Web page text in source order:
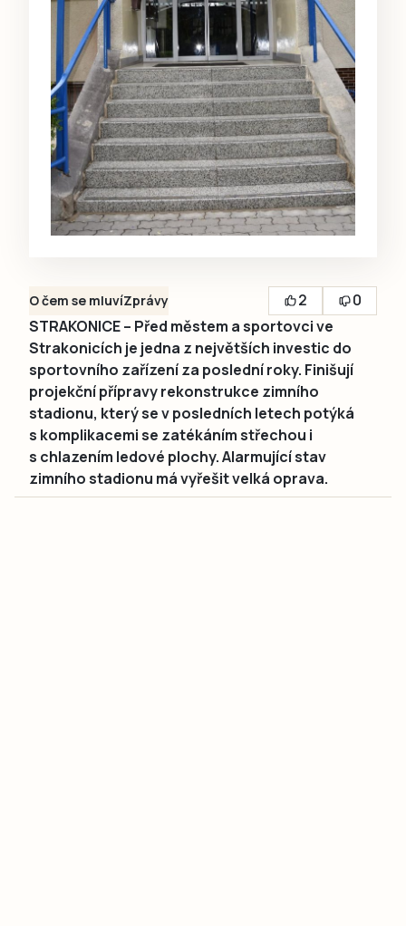
O čem se mluvíZprávy 2
0
STRAKONICE – Před městem a sportovci ve
Strakonicích je jedna z největších investic do
sportovního zařízení za poslední roky. Finišují
projekční přípravy rekonstrukce zimního
stadionu, který se v posledních letech potýká
s komplikacemi se zatékáním střechou i
s chlazením ledové plochy. Alarmující stav
zimního stadionu má vyřešit velká oprava.